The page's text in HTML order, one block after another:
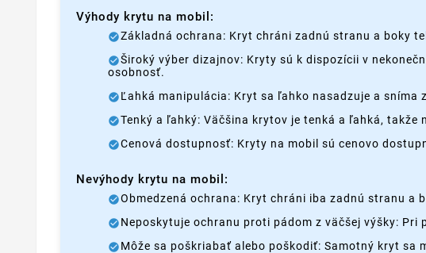
Výhody krytu na mobil:
Základná ochrana: Kryt chráni zadnú stranu a boky
Široký výber dizajnov: Kryty sú k dispozícii v
osobnosť.
Ľahká manipulácia: Kryt sa ľahko nasadzuje a
Tenký a ľahký: Väčšina krytov je tenká a ľahká,
Cenová dostupnosť: Kryty na mobil sú cenovo
Nevýhody krytu na mobil:
Obmedzená ochrana: Kryt chráni iba zadnú stranu a
Neposkytuje ochranu proti pádom z väčšej výšky:
Môže sa poškriabať alebo poškodiť: Samotný kryt sa